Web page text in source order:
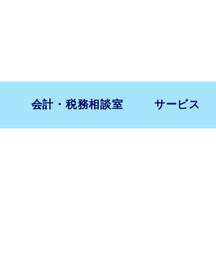
会計・税務相談室 サービス